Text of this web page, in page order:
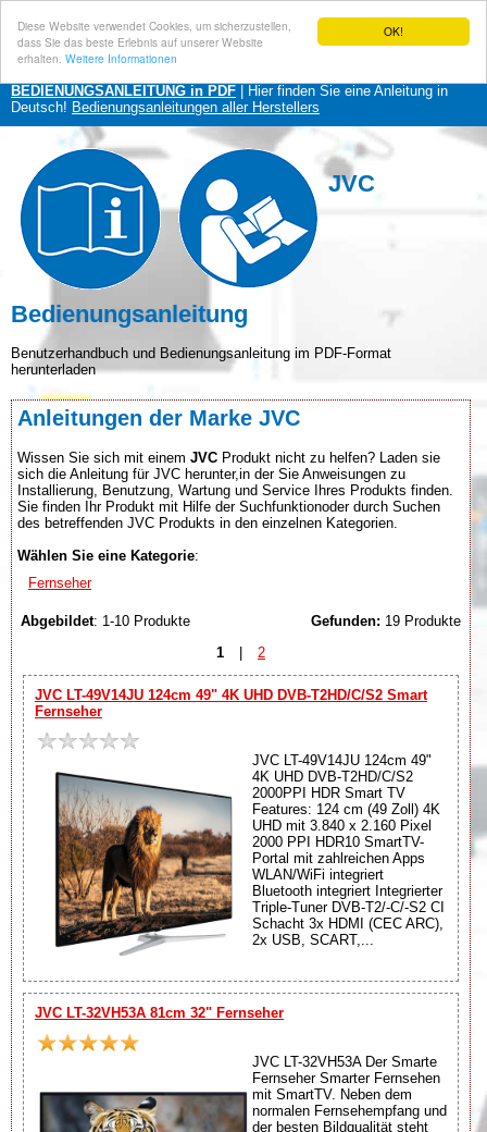
OK!
Diese Website verwendet Cookies, um sicherzustellen,
dass Sie das beste Erlebnis auf unserer Website
erhalten. Weitere Informationen
BEDIENUNGSANLEITUNG in PDF | Hier finden Sie eine Anleitung in
Deutsch! Bedienungsanleitungen aller Herstellers
JVC
Bedienungsanleitung
Benutzerhandbuch und Bedienungsanleitung im PDF-Format
herunterladen
Anleitungen der Marke JVC
Wissen Sie sich mit einem JVC Produkt nicht zu helfen? Laden sie
sich die Anleitung für JVC herunter,in der Sie Anweisungen zu
Installierung, Benutzung, Wartung und Service Ihres Produkts finden.
Sie finden Ihr Produkt mit Hilfe der Suchfunktionoder durch Suchen
des betreffenden JVC Produkts in den einzelnen Kategorien.
Wählen Sie eine Kategorie:
Fernseher
Abgebildet: 1-10 Produkte Gefunden: 19 Produkte
1
| 2
JVC LT-49V14JU 124cm 49" 4K UHD DVB-T2HD/C/S2 Smart
Fernseher
JVC LT-49V14JU 124cm 49"
4K UHD DVB-T2HD/C/S2
2000PPI HDR Smart TV
Features: 124 cm (49 Zoll) 4K
UHD mit 3.840 x 2.160 Pixel
2000 PPI HDR10 SmartTV-
Portal mit zahlreichen Apps
WLAN/WiFi integriert
Bluetooth integriert Integrierter
Triple-Tuner DVB-T2/-C/-S2 CI
Schacht 3x HDMI (CEC ARC),
2x USB, SCART,...
JVC LT-32VH53A 81cm 32" Fernseher
JVC LT-32VH53A Der Smarte
Fernseher Smarter Fernsehen
mit SmartTV. Neben dem
normalen Fernsehempfang und
der besten Bildqualität steht